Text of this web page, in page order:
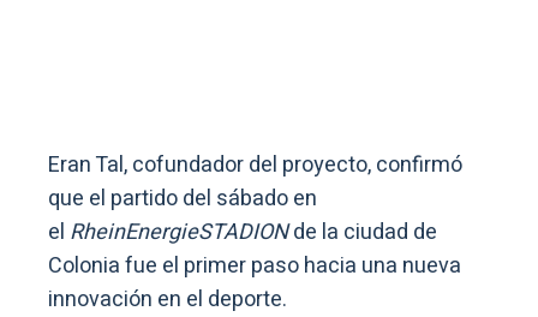
Eran Tal, cofundador del proyecto, confirmó
que el partido del sábado en
el RheinEnergieSTADIONde la ciudad de
Colonia fue el primer paso hacia una nueva
innovación en el deporte.